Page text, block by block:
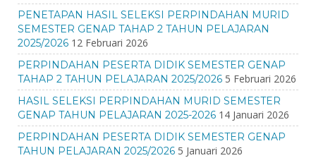
PENETAPAN HASIL SELEKSI PERPINDAHAN MURID
SEMESTER GENAP TAHAP 2 TAHUN PELAJARAN
2025/2026 12 Februari 2026
PERPINDAHAN PESERTA DIDIK SEMESTER GENAP
TAHAP 2 TAHUN PELAJARAN 2025/2026 5 Februari 2026
HASIL SELEKSI PERPINDAHAN MURID SEMESTER
GENAP TAHUN PELAJARAN 2025-2026 14 Januari 2026
PERPINDAHAN PESERTA DIDIK SEMESTER GENAP
TAHUN PELAJARAN 2025/2026 5 Januari 2026